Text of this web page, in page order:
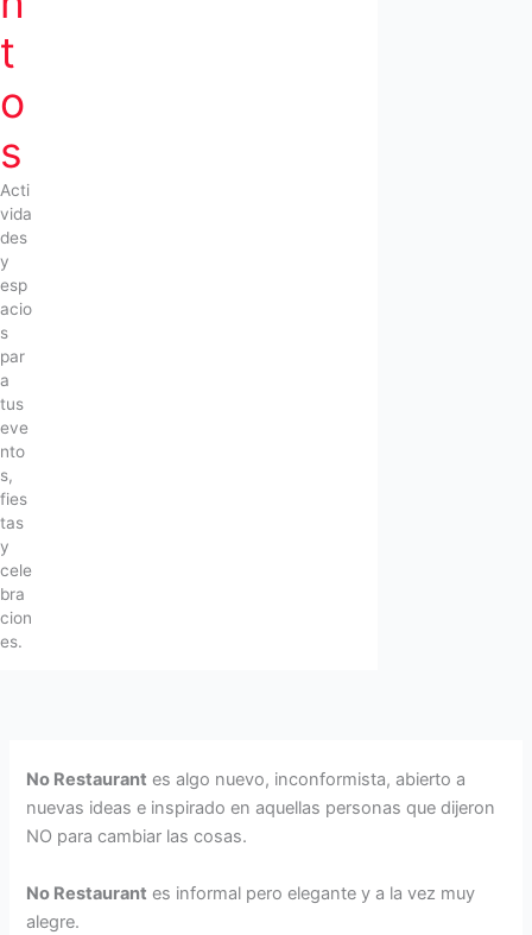
t
o
s
Acti
vida
des
y
esp
acio
s
par
a
tus
eve
nto
s,
fies
tas
y
cele
bra
cion
es.
No Restaurant es algo nuevo, inconformista, abierto a
nuevas ideas e inspirado en aquellas personas que dijeron
NO para cambiar las cosas.
No Restaurant es informal pero elegante y a la vez muy
alegre.